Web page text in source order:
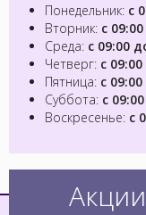
Понедельник: с
Вторник: с
Среда: с 09:00
Четверг: с
Пятница: с
Суббота: с
Воскресенье: с
Акции